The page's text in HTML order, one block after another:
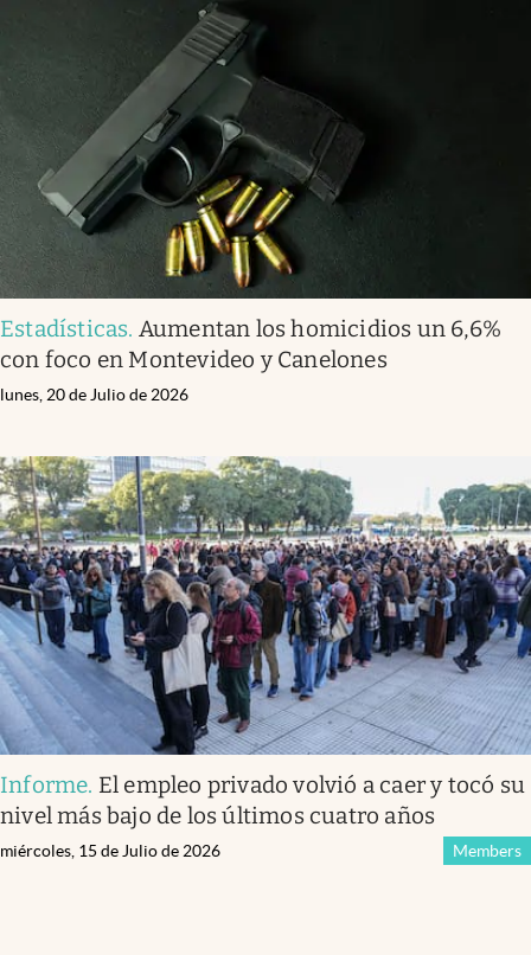
Estadísticas. Aumentan los homicidios un 6,6%
con foco en Montevideo y Canelones
lunes, 20 de Julio de 2026
Informe. El empleo privado volvió a caer y tocó su
nivel más bajo de los últimos cuatro años
Members
miércoles, 15 de Julio de 2026